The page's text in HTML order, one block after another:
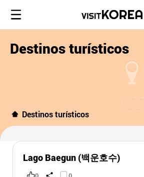
Destinos turísticos
Destinos turísticos
Lago Baegun (백운호수)